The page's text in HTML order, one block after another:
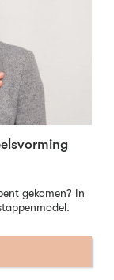
gekomen? In